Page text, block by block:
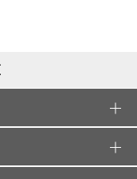
宅エリアが実現